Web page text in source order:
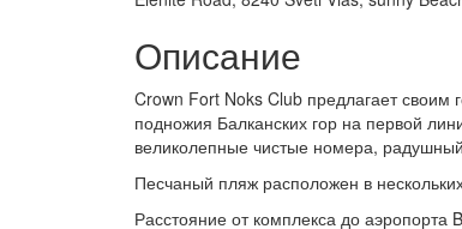
Описание
Crown Fort Noks Club предлагает
подножия Балканских гор на первой
великолепные чистые номера,
Песчаный пляж расположен в
Расстояние от комплекса до аэропорта